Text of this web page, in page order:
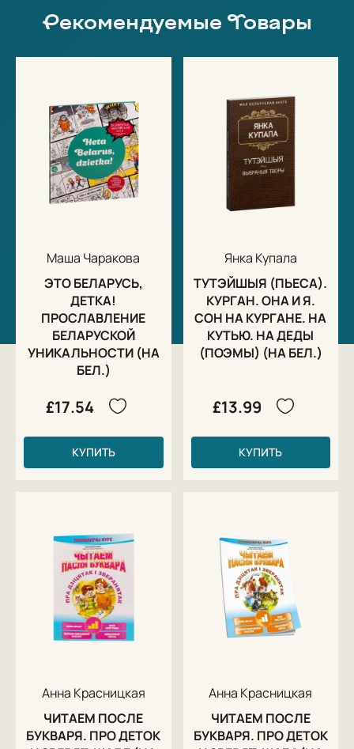
Рекомендуемые Товары
Маша Чаракова
ЭТО БЕЛАРУСЬ,
ДЕТКА!
ПРОСЛАВЛЕНИЕ
БЕЛАРУСКОЙ
УНИКАЛЬНОСТИ (НА
БЕЛ.)
£17.54
КУПИТЬ
Янка Купала
ТУТЭЙШЫЯ (ПЬЕСА).
КУРГАН. ОНА И Я.
СОН НА КУРГАНЕ. НА
КУТЬЮ. НА ДЕДЫ
(ПОЭМЫ) (НА БЕЛ.)
£13.99
КУПИТЬ
Анна Красницкая
ЧИТАЕМ ПОСЛЕ
БУКВАРЯ. ПРО ДЕТОК
Анна Красницкая
ЧИТАЕМ ПОСЛЕ
БУКВАРЯ. ПРО ДЕТОК